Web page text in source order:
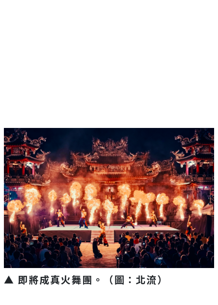
▲ 即將成真火舞團。（圖：北流）